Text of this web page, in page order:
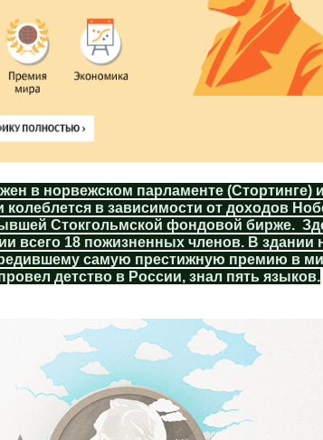
в норвежском парламенте (Стортинге)
колеблется в зависимости от доходов
Стокгольмской фондовой бирже.
всего 18 пожизненных членов. В
самую престижную премию в
детство в России, знал пять языков.